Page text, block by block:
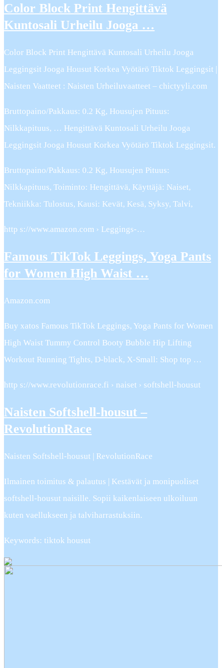
Color Block Print Hengittävä
Kuntosali Urheilu Jooga …
Color Block Print Hengittävä Kuntosali Urheilu Jooga
Leggingsit Jooga Housut Korkea Vyötärö Tiktok Leggingsit |
Naisten Vaatteet : Naisten Urheiluvaatteet – chictyyli.com
Bruttopaino/Pakkaus: 0.2 Kg, Housujen Pituus:
Nilkkapituus, … Hengittävä Kuntosali Urheilu Jooga
Leggingsit Jooga Housut Korkea Vyötärö Tiktok Leggingsit.
Bruttopaino/Pakkaus: 0.2 Kg, Housujen Pituus:
Nilkkapituus, Toiminto: Hengittävä, Käyttäjä: Naiset,
Tekniikka: Tulostus, Kausi: Kevät, Kesä, Syksy, Talvi,
http s://www.amazon.com › Leggings-…
Famous TikTok Leggings, Yoga Pants
for Women High Waist …
Amazon.com
Buy xatos Famous TikTok Leggings, Yoga Pants for Women
High Waist Tummy Control Booty Bubble Hip Lifting
Workout Running Tights, D-black, X-Small: Shop top …
http s://www.revolutionrace.fi › naiset › softshell-housut
Naisten Softshell-housut –
RevolutionRace
Naisten Softshell-housut | RevolutionRace
Ilmainen toimitus & palautus | Kestävät ja monipuoliset
softshell-housut naisille. Sopii kaikenlaiseen ulkoiluun
kuten vaellukseen ja talviharrastuksiin.
Keywords: tiktok housut